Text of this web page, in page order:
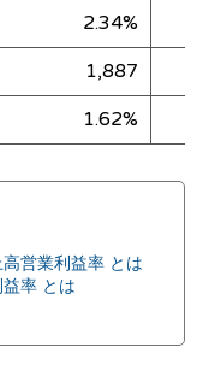
2.34%
1,887
1.62%
営業利益率 とは
率 とは